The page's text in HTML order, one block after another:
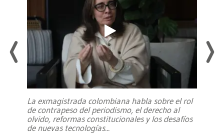
La exmagistrada colombiana habla sobre el rol
de contrapeso del periodismo, el derecho al
olvido, reformas constitucionales y los desafíos
de nuevas tecnologías...